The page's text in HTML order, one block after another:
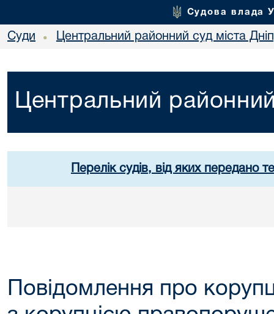
Судова влада
Суди • Центральний районний суд міста
Центральний
Перелік судів, від яких передано
Повідомлення про